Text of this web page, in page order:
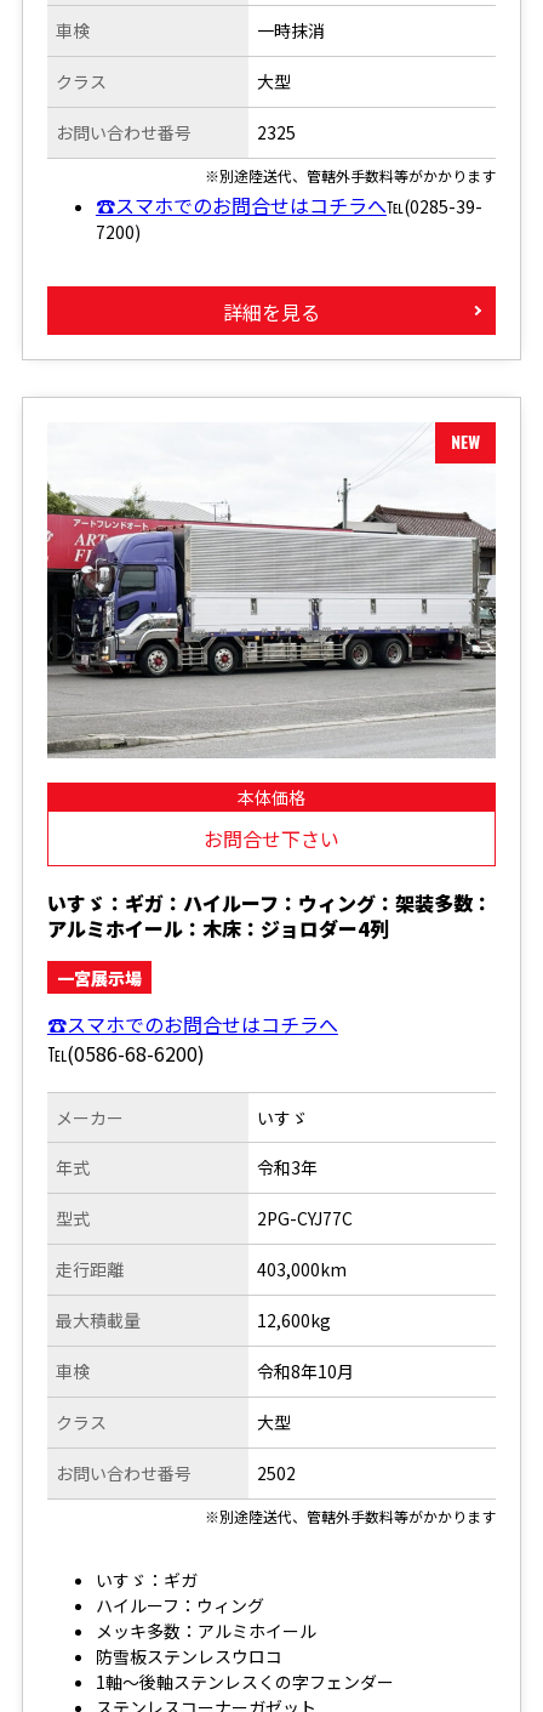
車検
クラス
お問い合わせ番号
一時抹消
大型
2325
※別途陸送代、管轄外手数料等がかかります
☎スマホでのお問合せはコチラへ℡(0285-39-
7200)
詳細を見る
本体価格
お問合せ下さい
いすゞ：ギガ：ハイルーフ：ウィング：架装多数：
アルミホイール：木床：ジョロダー4列
一宮展示場
☎スマホでのお問合せはコチラへ
℡(0586-68-6200)
メーカー
年式
型式
走行距離
いすゞ
令和3年
2PG-CYJ77C
403,000km
最大積載量
車検
クラス
お問い合わせ番号
12,600kg
令和8年10月
大型
2502
※別途陸送代、管轄外手数料等がかかります
いすゞ：ギガ
ハイルーフ：ウィング
メッキ多数：アルミホイール
防雪板ステンレスウロコ
1軸～後軸ステンレスくの字フェンダー